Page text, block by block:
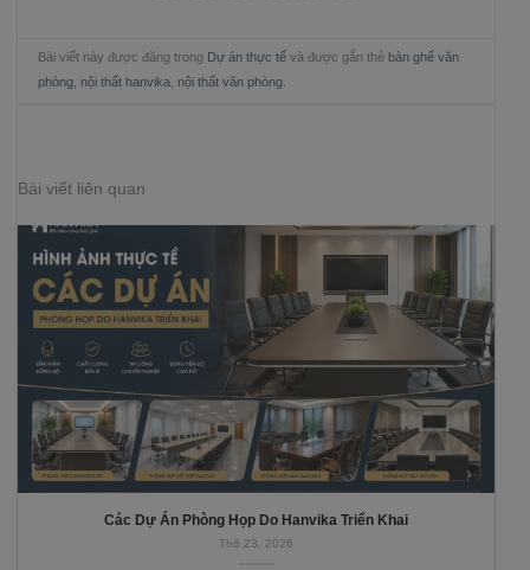
Bài viết này được đăng trong Dự án thực tếvà được gắn thẻ bàn ghế văn
phòng, nội thất hanvika, nội thất văn phòng.
Bài viết liên quan
Các Dự Án Phòng Họp Do Hanvika Triển Khai
Th6 23, 2026